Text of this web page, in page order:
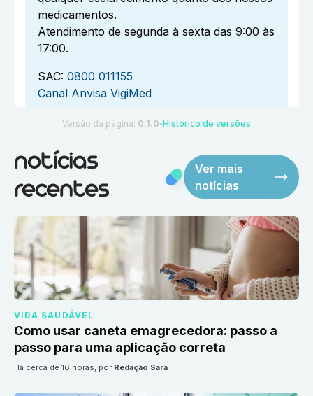
medicamentos.
Atendimento de segunda à sexta das 9:00 às
17:00.
SAC: 0800 011155
Canal Anvisa VigiMed
Versão da página: 0.1.0 ●Histórico de versões
notícias
recentes
Ver mais
notícias
VIDA SAUDÁVEL
Como usar caneta emagrecedora: passo a
passo para uma aplicação correta
há cerca de 16 horas, por Redação Sara